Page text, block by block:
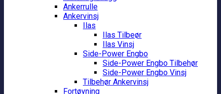
Ankerrulle
Ankervinsj
Ilas
Ilas Tilbeør
Ilas Vinsj
Side-Power Engbo
Side-Power Engbo Tilbehør
Side-Power Engbo Vinsj
Tilbehør Ankervinsj
Fortøyning